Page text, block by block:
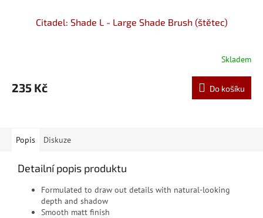
Citadel: Shade L - Large Shade Brush (štětec)
Skladem
235 Kč Do košíku
Popis Diskuze
Detailní popis produktu
Formulated to draw out details with natural-looking
depth and shadow
Smooth matt finish